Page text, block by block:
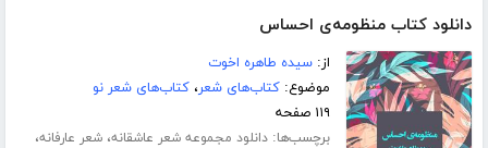
دانلود کتاب منظومه‌ی احساس
از:سیده طاهره اخوت
موضوع:کتاب‌های شعر،کتاب‌های شعر نو
۱۱۹ صفحه
برچسب‌ها:دانلود مجموعه شعر عاشقانه،شعر عارفانه،